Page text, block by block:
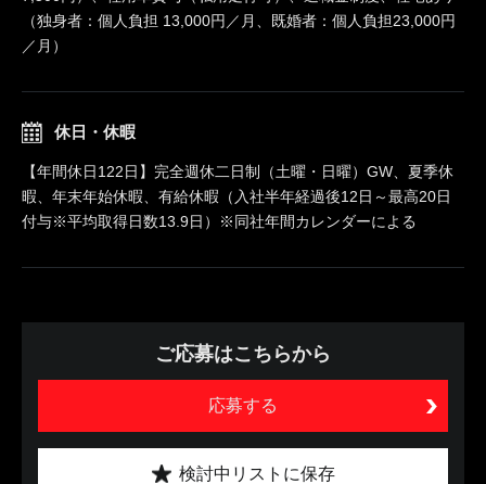
（独身者：個人負担 13,000円／月、既婚者：個人負担23,000円
／月）
休日・休暇
【年間休日122日】完全週休二日制（土曜・日曜）GW、夏季休
暇、年末年始休暇、有給休暇（入社半年経過後12日～最高20日
付与※平均取得日数13.9日）※同社年間カレンダーによる
ご応募はこちらから
応募する
検討中リストに保存